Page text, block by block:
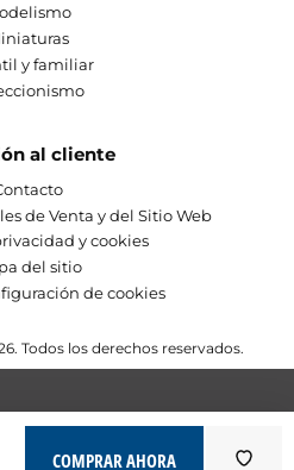
COMPRAR AHORA
y familiar
al cliente
de Venta y del Sitio Web
y cookies
del sitio
de cookies
Todos los derechos reservados.